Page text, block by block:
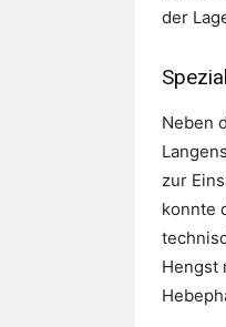
der
Neben
zur
konnte
Hengst